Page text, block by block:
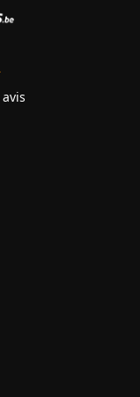
avis